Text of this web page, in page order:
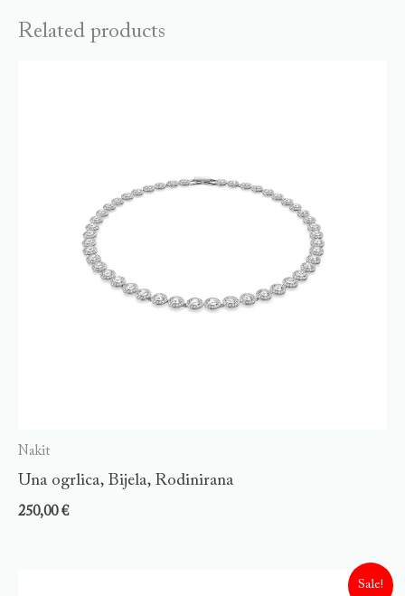
Related products
Nakit
Una ogrlica, Bijela, Rodinirana
250,00€
Sale!